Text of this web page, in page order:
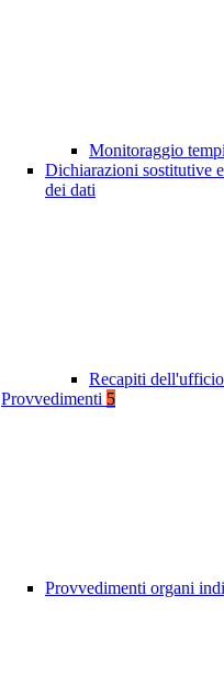
Monitoraggio
Dichiarazioni sostitutive
dei dati
Recapiti
Provvedimenti 5
Provvedimenti organi